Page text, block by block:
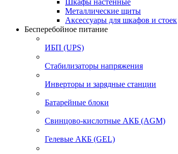
Шкафы настенные
Металлические щиты
Аксессуары для шкафов и стоек
Бесперебойное питание
ИБП (UPS)
Стабилизаторы напряжения
Инверторы и зарядные станции
Батарейные блоки
Свинцово-кислотные АКБ (AGM)
Гелевые АКБ (GEL)